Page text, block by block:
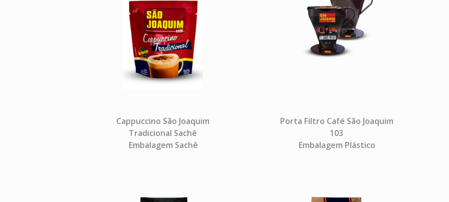
Cappuccino São Joaquim
Tradicional Sachê
Embalagem Sachê
Porta Filtro Café São Joaquim
103
Embalagem Plástico